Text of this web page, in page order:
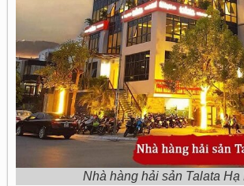
Nhà hàng hải sản Talata Hạ